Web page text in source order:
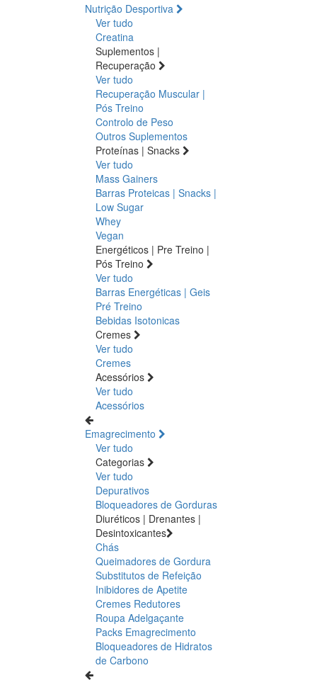
Nutrição Desportiva
Ver tudo
Creatina
Suplementos |
Recuperação
Ver tudo
Recuperação Muscular |
Pós Treino
Controlo de Peso
Outros Suplementos
Proteínas | Snacks
Ver tudo
Mass Gainers
Barras Proteicas | Snacks |
Low Sugar
Whey
Vegan
Energéticos | Pre Treino |
Pós Treino
Ver tudo
Barras Energéticas | Geis
Pré Treino
Bebidas Isotonicas
Cremes
Ver tudo
Cremes
Acessórios
Ver tudo
Acessórios
Emagrecimento
Ver tudo
Categorias
Ver tudo
Depurativos
Bloqueadores de Gorduras
Diuréticos | Drenantes |
Desintoxicantes
Chás
Queimadores de Gordura
Substitutos de Refeição
Inibidores de Apetite
Cremes Redutores
Roupa Adelgaçante
Packs Emagrecimento
Bloqueadores de Hidratos
de Carbono